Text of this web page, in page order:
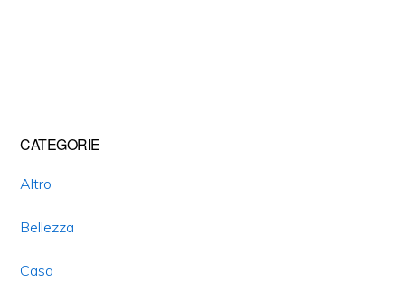
Primary
Sidebar
CATEGORIE
Altro
Bellezza
Casa